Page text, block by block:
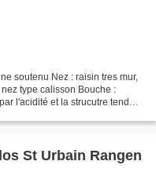
soutenu Nez : raisin tres mur,
type calisson Bouche :
l'acidité et la strucutre tendu
St Urbain Rangen